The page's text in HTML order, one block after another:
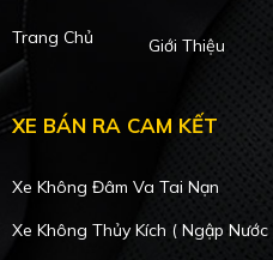
Trang Chủ Giới Thiệu
XE BÁN RA CAM KẾT
Xe Không Đâm Va Tai Nạn
Xe Không Thủy Kích ( Ngập Nước